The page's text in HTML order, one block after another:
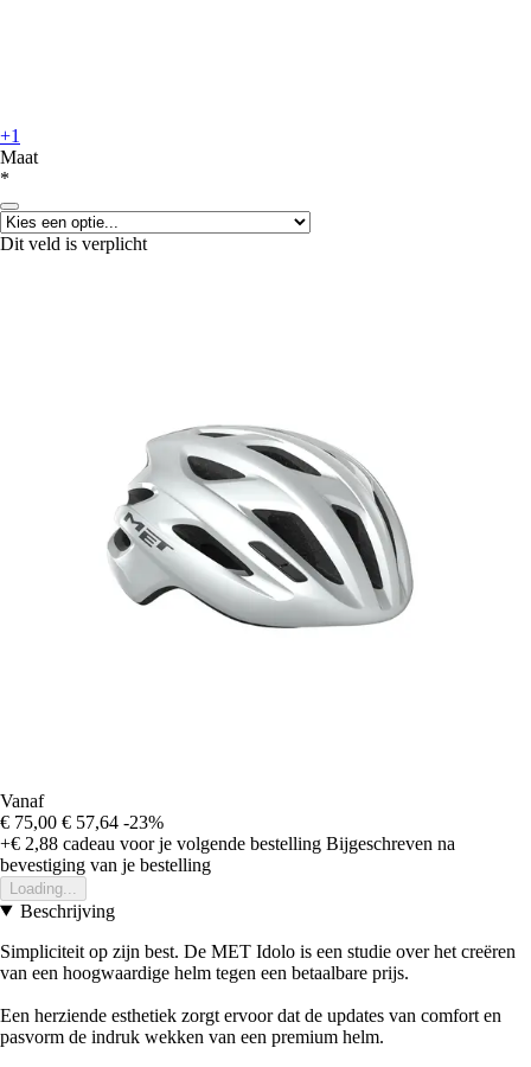
+1
Maat
*
Dit veld is verplicht
Vanaf
€ 75,00 € 57,64 -23%
+€ 2,88 cadeau voor je volgende bestelling Bijgeschreven na
bevestiging van je bestelling
Loading...
Beschrijving
Simpliciteit op zijn best. De MET Idolo is een studie over het creëren
van een hoogwaardige helm tegen een betaalbare prijs.
Een herziende esthetiek zorgt ervoor dat de updates van comfort en
pasvorm de indruk wekken van een premium helm.